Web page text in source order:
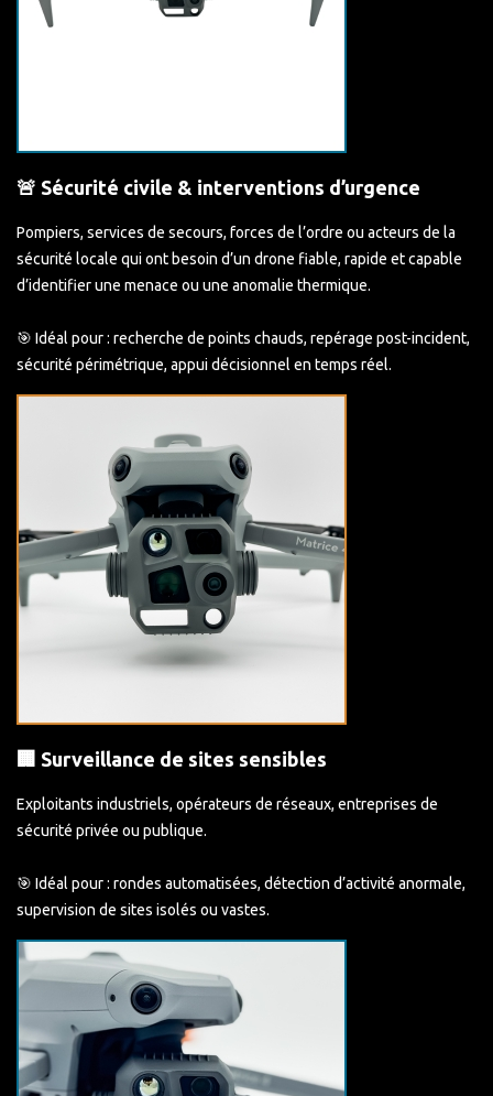
🚨 Sécurité civile & interventions d’urgence
Pompiers, services de secours, forces de l’ordre ou acteurs de la
sécurité locale qui ont besoin d’un drone fiable, rapide et capable
d’identifier une menace ou une anomalie thermique.
🎯 Idéal pour : recherche de points chauds, repérage post-incident,
sécurité périmétrique, appui décisionnel en temps réel.
🏢 Surveillance de sites sensibles
Exploitants industriels, opérateurs de réseaux, entreprises de
sécurité privée ou publique.
🎯 Idéal pour : rondes automatisées, détection d’activité anormale,
supervision de sites isolés ou vastes.